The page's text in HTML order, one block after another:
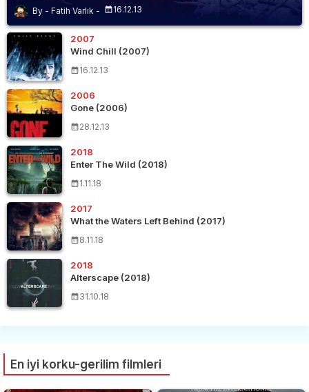
Fatih Varlık 16.12.13
2007
Wind Chill (2007)
16.12.13
2006
Gone (2006)
28.12.13
2018
Enter The Wild (2018)
1.11.18
2017
What the Waters Left Behind (2017)
8.11.18
2018
Alterscape (2018)
31.10.18
En iyi korku-gerilim filmleri